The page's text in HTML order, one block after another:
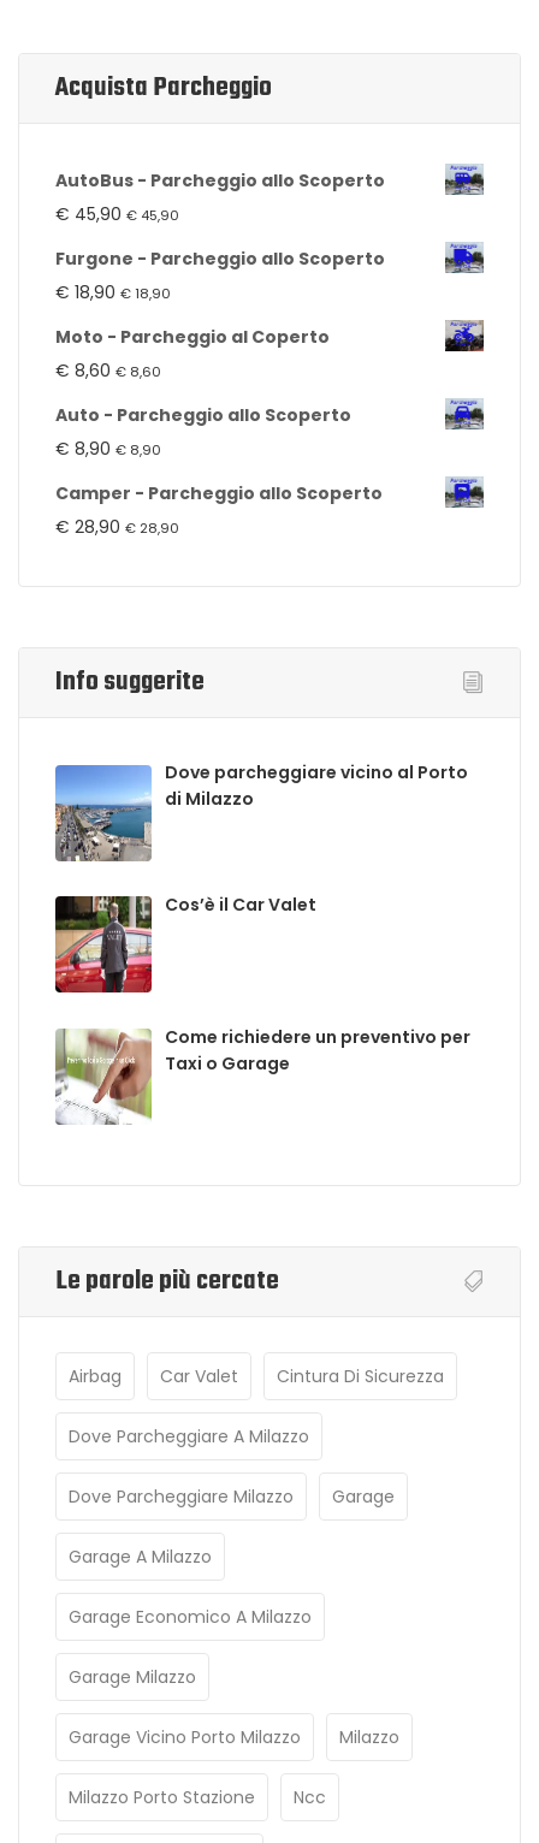
Acquista Parcheggio
AutoBus - Parcheggio allo Scoperto
€ 45,90 € 45,90
Furgone - Parcheggio allo Scoperto
€ 18,90 €18,90
Moto - Parcheggio al Coperto
€ 8,60 € 8,60
Auto - Parcheggio allo Scoperto
€ 8,90 € 8,90
Camper - Parcheggio allo Scoperto
€ 28,90 € 28,90
Info suggerite
Dove parcheggiare vicino al Porto
di Milazzo
Cos’è il Car Valet
Come richiedere un preventivo per
Taxi o Garage
Le parole più cercate
Airbag Car Valet Cintura Di Sicurezza
Dove Parcheggiare A Milazzo
Dove Parcheggiare Milazzo Garage
Garage A Milazzo
Garage Economico A Milazzo
Garage Milazzo
Garage Vicino Porto Milazzo Milazzo
Milazzo Porto Stazione Ncc